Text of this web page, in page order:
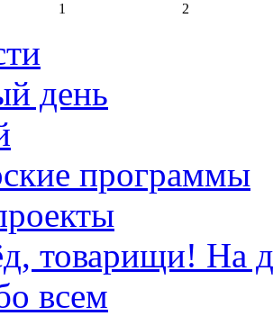
1 2
день
программы
товарищи! На
всем